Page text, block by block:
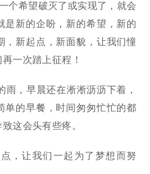
个希望破灭了或实现了，就会
是新的企盼，新的希望，新的
，新起点，新面貌，让我们憧
一次踏上征程！
雨，早晨还在淅淅沥沥下着，
单的早餐，时间匆匆忙忙的都
这会头有些疼。
，让我们一起为了梦想而努